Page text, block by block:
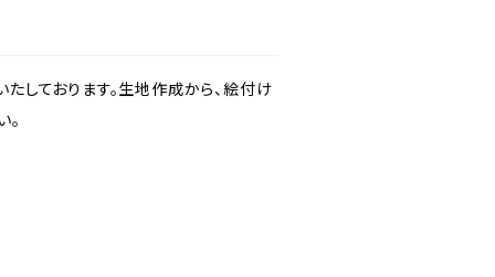
しております。生地作成から、絵付け